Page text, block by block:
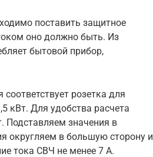
поставить защитное
оно должно быть. Из
бытовой прибор,
розетка для
кВт. Для удобства расчета
Подставляем значения в
округляем в большую сторону и
тока СВЧ не менее 7 А.